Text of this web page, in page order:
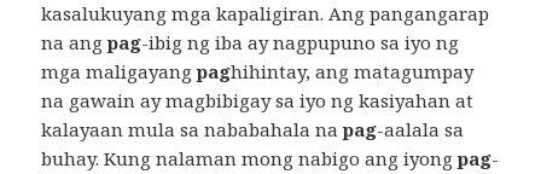
kasalukuyang mga kapaligiran. Ang pangangarap
na angpag-ibig ng iba ay nagpupuno sa iyo ng
mga maligayangpaghihintay, ang matagumpay
na gawain ay magbibigay sa iyo ng kasiyahan at
kalayaan mula sa nababahala napag-aalala sa
buhay. Kung nalaman mong nabigo ang iyongpag-